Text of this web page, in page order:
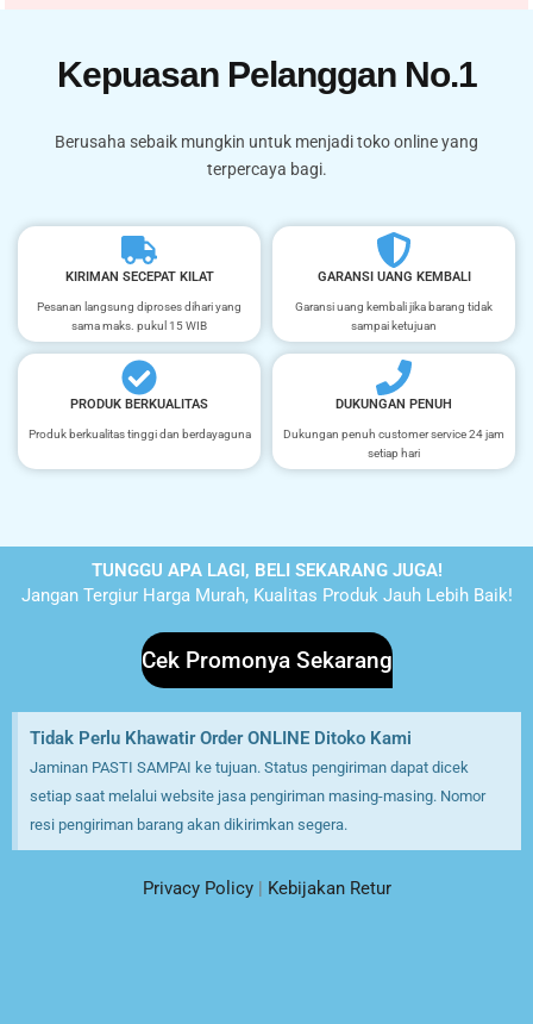
Kepuasan Pelanggan No.1
Berusaha sebaik mungkin untuk menjadi toko online yang
terpercaya bagi.
KIRIMAN SECEPAT KILAT
Pesanan langsung diproses dihari yang
sama maks. pukul 15 WIB
GARANSI UANG KEMBALI
Garansi uang kembali jika barang tidak
sampai ketujuan
PRODUK BERKUALITAS
Produk berkualitas tinggi dan berdayaguna
DUKUNGAN PENUH
Dukungan penuh customer service 24 jam
setiap hari
TUNGGU APA LAGI, BELI SEKARANG JUGA!
Jangan Tergiur Harga Murah, Kualitas Produk Jauh Lebih Baik!
Cek Promonya Sekarang
Tidak Perlu Khawatir Order ONLINE Ditoko Kami
Jaminan PASTI SAMPAI ke tujuan. Status pengiriman dapat dicek
setiap saat melalui website jasa pengiriman masing-masing. Nomor
resi pengiriman barang akan dikirimkan segera.
Privacy Policy| Kebijakan Retur